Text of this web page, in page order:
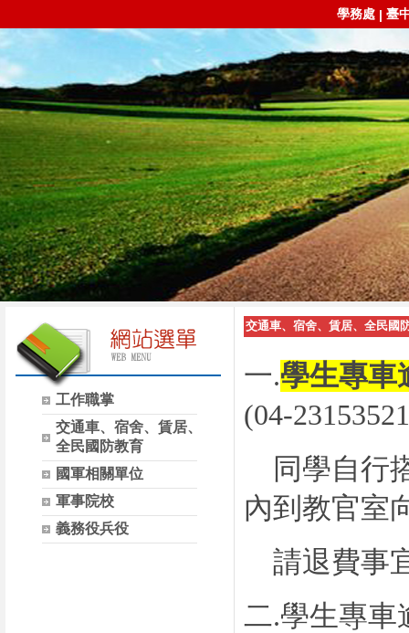
學務處| 臺
工作職掌
交通車、宿舍、賃居、
全民國防教育
國軍相關單位
軍事院校
義務役兵役
交通車、宿舍、賃居、全民國
一.學生專車
(04-
同 學自行
內到教官室
請退費事
二.學生專車